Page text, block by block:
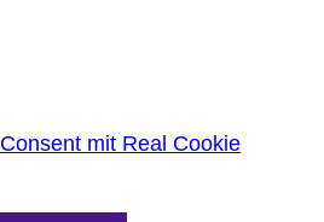
mit Real Cookie